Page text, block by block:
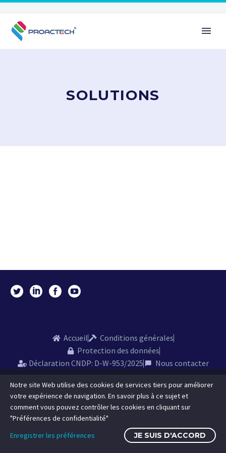
SOLUTIONS
Accueil
Conditions générales
Protection des données
Déclaration CNDP: D-W-953/2025
Nous contacter
Notre site Web utilise des cookies de services tiers pour améliorer
votre expérience de navigation. En savoir plus à ce sujet et
comment vous pouvez contrôler les cookies en cliquant sur
"Préférences de confidentialité"
Enregistrer les préférences
JE SUIS D'ACCORD